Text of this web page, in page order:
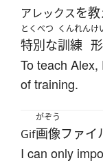
アレックスを教
とくべつ
特別な
くんれん
訓練
け
To teach
of training.
Gif
がぞう
画像ファイ
I can only